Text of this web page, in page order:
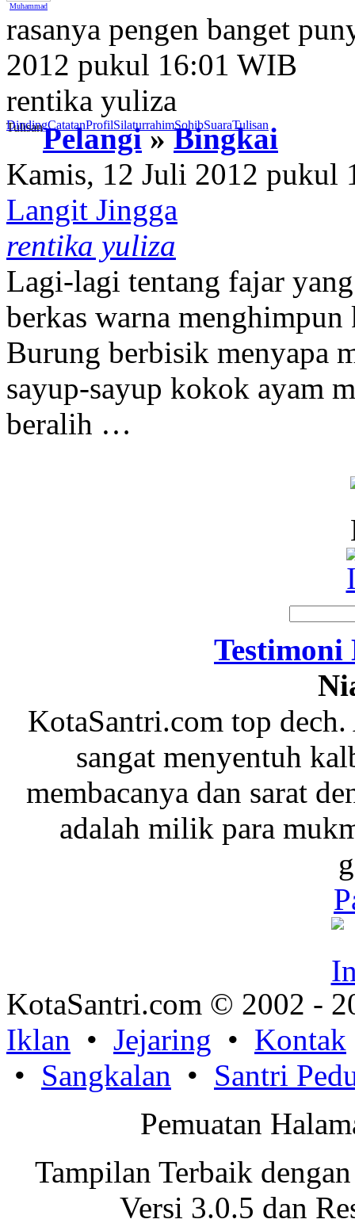
Muhammad
rasanya pengen banget
2012 pukul 16:01 WIB
rentika yuliza
DindingCatatanProfilSilaturrahimSohibSuaraTulisan
TulisanPelangi»Bingkai
Kamis, 12 Juli 2012 pukul
Langit Jingga
rentika yuliza
Lagi-lagi tentang fajar
berkas warna
Burung berbisik menyapa
sayup-sayup kokok ayam
beralih …
KotaSantri.com top
sangat menyentuh
membacanya dan sarat
adalah milik para
KotaSantri.com © 2002 -
Iklan • Jejaring • Kontak
• Sangkalan • Santri
Pemuatan
Tampilan Terbaik
Versi 3.0.5 dan